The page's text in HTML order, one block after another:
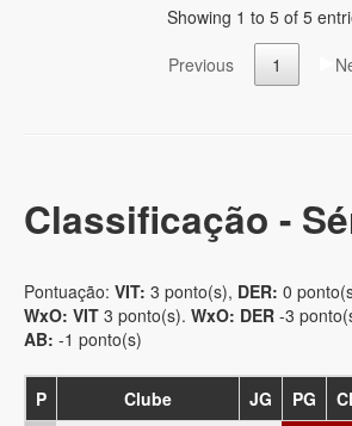
Showing 1 to 5 of 5
Previous 1
Classificação -
Pontuação: VIT: 3 ponto(s), DER: 0
WxO: VIT 3 ponto(s). WxO: DER -3
AB: -1 ponto(s)
P Clube JG PG